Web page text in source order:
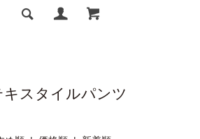
キスタイルパンツ